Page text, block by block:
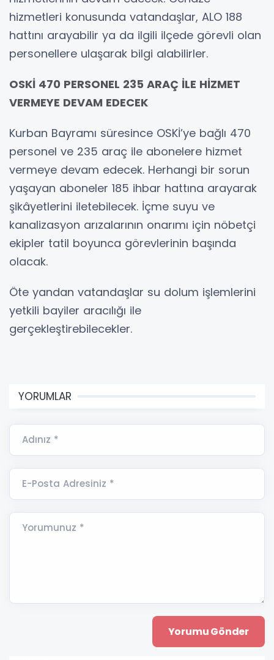
hizmetleri konusunda vatandaşlar, ALO 188
hattını arayabilir ya da ilgili ilçede görevli olan
personellere ulaşarak bilgi alabilirler.
OSKİ 470 PERSONEL 235 ARAÇ İLE HİZMET
VERMEYE DEVAM EDECEK
Kurban Bayramı süresince OSKİ’ye bağlı 470
personel ve 235 araç ile abonelere hizmet
vermeye devam edecek. Herhangi bir sorun
yaşayan aboneler 185 ihbar hattına arayarak
şikâyetlerini iletebilecek. İçme suyu ve
kanalizasyon arızalarının onarımı için nöbetçi
ekipler tatil boyunca görevlerinin başında
olacak.
Öte yandan vatandaşlar su dolum işlemlerini
yetkili bayiler aracılığı ile
gerçekleştirebilecekler.
YORUMLAR
Adınız *
E-Posta Adresiniz *
Yorumunuz *